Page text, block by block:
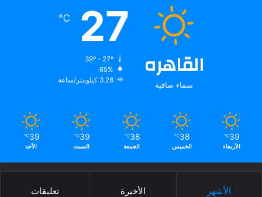
القاهره
سماء صافية
27
℃
65%
3.28 كيلومتر/ساعة
39
℃
الأربعاء
38
℃
الخميس
38
℃
الجمعة
39
℃
السبت
39
℃
الأحد
الأشهر الأخيرة تعليقات